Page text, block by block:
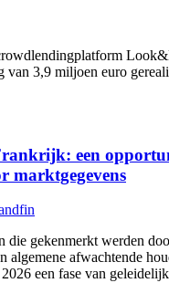
van 3,9 miljoen euro
een
marktgegevens
die gekenmerkt werden
algemene afwachtende
een fase van